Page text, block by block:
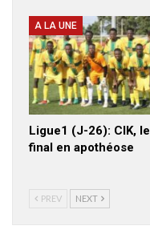
A LA UNE
Ligue1 (J-26): CIK, le
final en apothéose
PREV NEXT